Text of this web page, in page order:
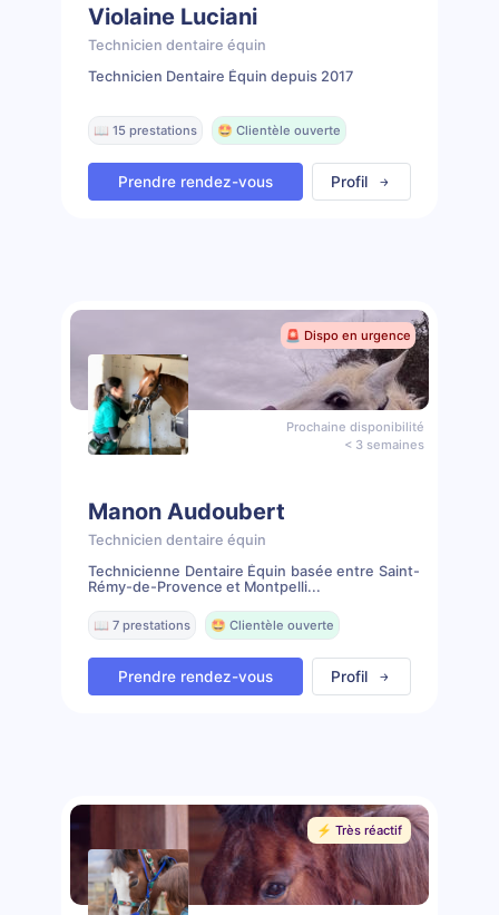
Violaine Luciani
Technicien dentaire équin
Technicien Dentaire Équin depuis 2017
📖 15 prestations 🤩 Clientèle ouverte
Prendre rendez-vous Profil
🚨 Dispo en urgence
Prochaine disponibilité
< 3 semaines
Manon Audoubert
Technicien dentaire équin
Technicienne Dentaire Équin basée entre Saint-
Rémy-de-Provence et Montpelli...
📖 7 prestations 🤩 Clientèle ouverte
Prendre rendez-vous Profil
⚡️ Très réactif